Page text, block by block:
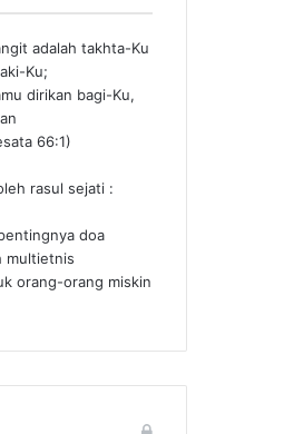
adalah takhta-Ku
Ku;
dirikan bagi-Ku,
66:1)
rasul sejati :
doa
multietnis
orang-orang miskin